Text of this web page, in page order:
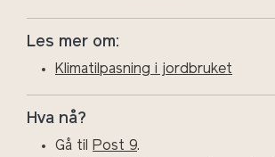
Les mer om:
Klimatilpasning i jordbruket
Hva nå?
Gå til Post 9.